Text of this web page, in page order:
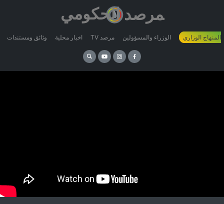
وثائق ومستندات اخبار محلية مرصد TV الوزراء والمسؤولين المنهاج الوزاري